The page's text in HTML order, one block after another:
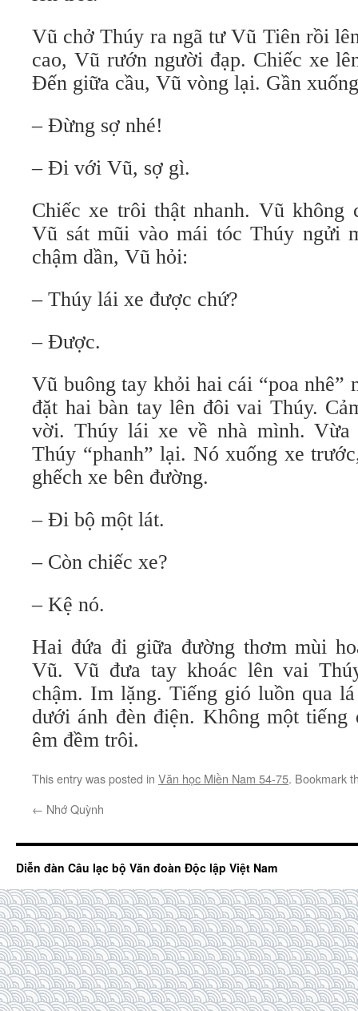
Vũ chở Thúy ra ngã tư Vũ Tiên rồi
cao, Vũ rướn người đạp. Chiếc xe
Đến giữa cầu, Vũ vòng lại. Gần
– Đừng sợ nhé!
– Đi với Vũ, sợ gì.
Chiếc xe trôi thật nhanh. Vũ không
Vũ sát mũi vào mái tóc Thúy ngửi
chậm dần, Vũ hỏi:
– Thúy lái xe được chứ?
– Được.
Vũ buông tay khỏi hai cái “poa nhê”
đặt hai bàn tay lên đôi vai Thúy.
vời. Thúy lái xe về nhà mình.
Thúy “phanh” lại. Nó xuống xe
ghếch xe bên đường.
– Đi bộ một lát.
– Còn chiếc xe?
– Kệ nó.
Hai đứa đi giữa đường thơm mùi
Vũ. Vũ đưa tay khoác lên vai
chậm. Im lặng. Tiếng gió luồn qua
dưới ánh đèn điện. Không một tiếng
êm đềm trôi.
This entry was posted in Văn học Miền Nam 54-75. Bookmark
← Nhớ Quỳnh
Diễn đàn Câu lạc bộ Văn đoàn Độc lập Việt Nam